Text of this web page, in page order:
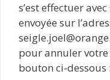
s’est effectuer
envoyée sur
pour annuler
bouton ci-dessous :